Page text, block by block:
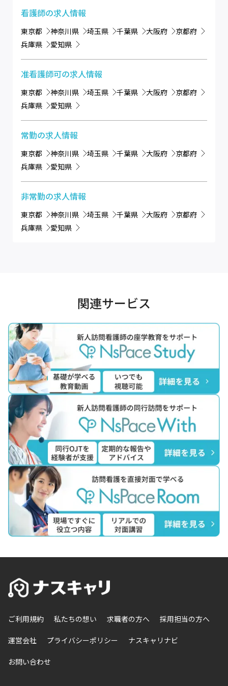
看護師の求人情報
東京都 神奈川県 埼玉県 千葉県 大阪府
京都府
兵庫県
愛知県
准看護師可の求人情報
東京都 神奈川県 埼玉県 千葉県 大阪府
京都府
兵庫県
愛知県
常勤の求人情報
東京都 神奈川県 埼玉県 千葉県 大阪府
京都府
兵庫県
愛知県
非常勤の求人情報
東京都 神奈川県 埼玉県 千葉県 大阪府
京都府
兵庫県
愛知県
関連サービス
ご利用規約 私たちの想い 求職者の方へ 採用担当の方へ
運営会社 プライバシーポリシー ナスキャリナビ
お問い合わせ